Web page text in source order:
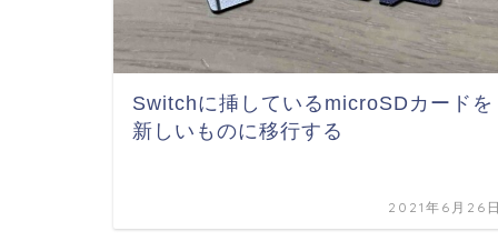
Switchに挿しているmicroSDカードを
新しいものに移行する
2021年6月26